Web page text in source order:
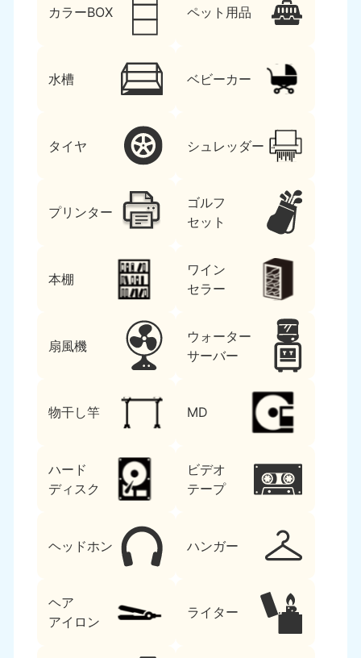
カラーBOX ペット用品
水槽 ベビーカー
タイヤ シュレッダー
プリンター
ゴルフ
セット
本棚
ワイン
セラー
扇風機
ウォーター
サーバー
物干し竿 MD
ハード
ディスク
ビデオ
テープ
ヘッドホン ハンガー
ヘア
アイロン
ライター